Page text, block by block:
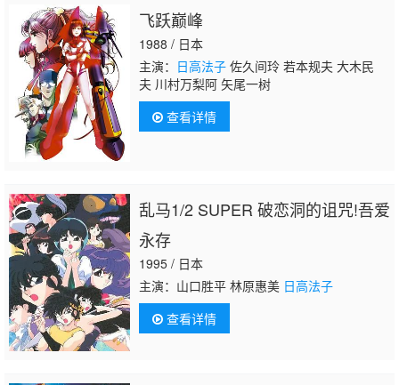
飞跃巅峰
1988 / 日本
主演： 日高法子佐久间玲 若本规夫 大木民
夫 川村万梨阿 矢尾一树
查看详情
乱马1/2 SUPER 破恋洞的诅咒!吾爱
永存
1995 / 日本
主演：山口胜平 林原惠美 日高法子
查看详情